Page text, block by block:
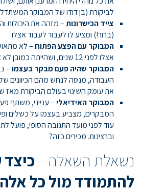
לביקורת (בן דודו של המבוקר
צייד הכישרונות– מזהה את היכולות
(ברור!) ומציע לו לעבור לעבוד אצלו.
המבוקר עם הפצע הפתוח – לא
אצלו לפני 12 שנים, ושהייתה כמובן לא אפקטיבית ולא צודקת.
המבוקר שהיה פעם מבקר בעצמו–
העבודה, מנסה לנחש מהם הכיוונים
את עומק השינוי בעולם הביקורת מאז
המבוקר האידיאלי– ענייני, משתף
המבקרים, מצביע בעצמו על כשלים
עוד לפני מועד התגובה הסופי, פועל
וברצינות. מכירים כזה?
נשאלת השאלה –
להתמודד מול כל